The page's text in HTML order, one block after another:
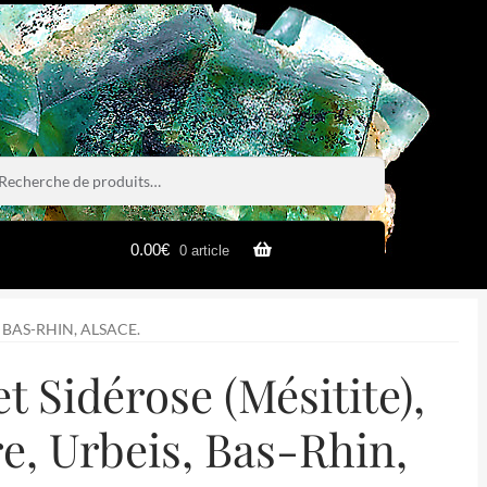
0.00€ 0 article
RHIN, ALSACE.
Sidérose (Mésitite),
Urbeis, Bas-Rhin,